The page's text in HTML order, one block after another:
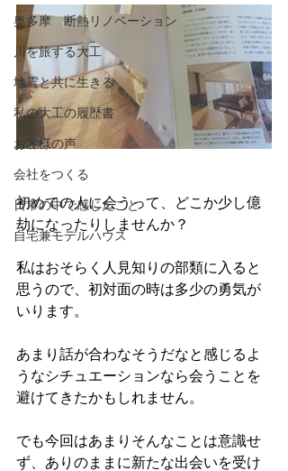
奥多摩 断熱リノベーション
川を旅する大工
地震と共に生きる
私の大工の履歴書
お客様の声
会社をつくる
日常の中で感じたこと
自宅兼モデルハウス
初めての人に会うって、どこか少し億
劫になったりしませんか？
私はおそらく人見知りの部類に入ると
思うので、初対面の時は多少の勇気が
いります。
あまり話が合わなそうだなと感じるよ
うなシチュエーションなら会うことを
避けてきたかもしれません。
でも今回はあまりそんなことは意識せ
ず、ありのままに新たな出会いを受け